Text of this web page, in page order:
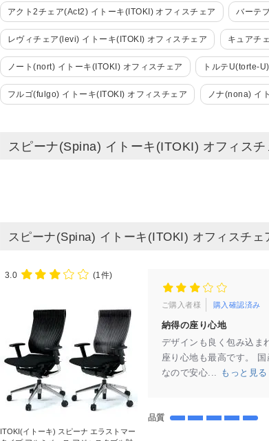
アクト2チェア(Act2) イトーキ(ITOKI) オフィスチェア バーテ
レヴィチェア(levi) イトーキ(ITOKI) オフィスチェア キュアチ
ノート(nort) イトーキ(ITOKI) オフィスチェア トルテU(torte-
フルゴ(fulgo) イトーキ(ITOKI) オフィスチェア ノナ(nona) イ
スピーナ(Spina) イトーキ(ITOKI) オフィス
スピーナ(Spina) イトーキ(ITOKI) オフィスチェ
3.0 (1件)
ITOKI(イトーキ) スピーナ エラストマー
ご購入者様
購入確認済み
納得の座り心地
デザインも良く包み込ま
座り心地も最高です。 国
なので安心... もっと見る
品質